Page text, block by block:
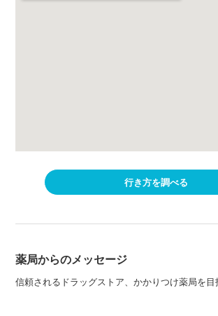
行き方を調べる
薬局からのメッセージ
信頼されるドラッグストア、かかりつけ薬局を目